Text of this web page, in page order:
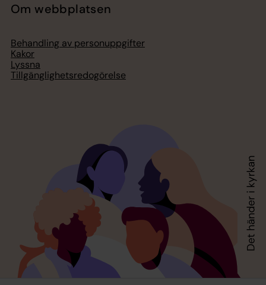
Om webbplatsen
Behandling av personuppgifter
Kakor
Lyssna
Tillgänglighetsredogörelse